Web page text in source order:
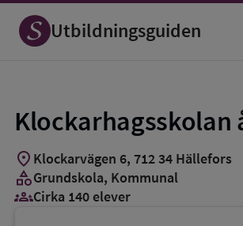
Utbildningsguiden
Klockarhagsskolan
Spara
som
favorit
location_on Klockarvägen 6, 712 34 Hällefors
categoryGrundskola, Kommunal
groups_3Cirka 140 elever